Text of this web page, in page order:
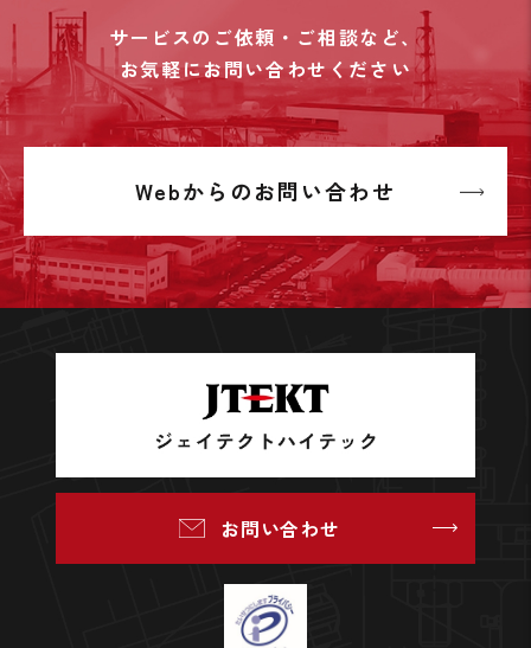
サービスのご依頼・ご相談など、
お気軽にお問い合わせください
Webからのお問い合わせ
お問い合わせ